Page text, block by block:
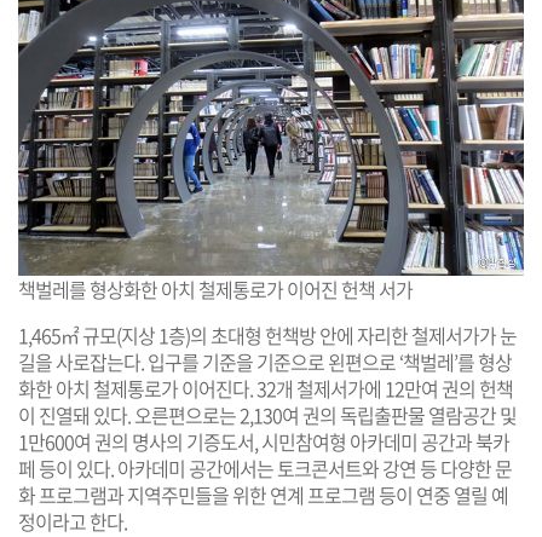
책벌레를 형상화한 아치 철제통로가 이어진 헌책 서가
1,465㎡ 규모(지상 1층)의 초대형 헌책방 안에 자리한 철제서가가 눈
길을 사로잡는다. 입구를 기준을 기준으로 왼편으로 ‘책벌레’를 형상
화한 아치 철제통로가 이어진다. 32개 철제서가에 12만여 권의 헌책
이 진열돼 있다. 오른편으로는 2,130여 권의 독립출판물 열람공간 및
1만600여 권의 명사의 기증도서, 시민참여형 아카데미 공간과 북카
페 등이 있다. 아카데미 공간에서는 토크콘서트와 강연 등 다양한 문
화 프로그램과 지역주민들을 위한 연계 프로그램 등이 연중 열릴 예
정이라고 한다.